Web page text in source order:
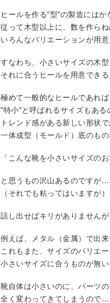
ヒールを作る”型”の製造にはか
従って木型以上に、数を作ら
いろんなバリエーションが用意
すなわち、小さいサイズの木
それに合うヒールを用意でき
極めて一般的なヒールであれば
”特小”と呼ばれるサイズもあ
トレンド感がある新しい形状
一体成型（モールド）底のも
「こんな靴を小さいサイズの
と思うもの沢山あるのですが
（それでも粘ってはいますが）
話し出せばキリがありません
例えば、メタル（金属）で出
これもまた、サイズのバリエ
小さいサイズに合うものが無い
靴自体は小さいのに、パーツ
全く変わってきてしまうので…